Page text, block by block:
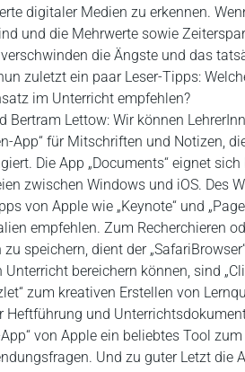
digitaler Medien zu erkennen.
und die Mehrwerte sowie
die Ängste und das
zuletzt ein paar Leser-Tipps:
im Unterricht empfehlen?
Bertram Lettow: Wir können
App“ für Mitschriften und Notizen,
Die App „Documents“ eignet
zwischen Windows und iOS. Des
von Apple wie „Keynote“ und
empfehlen. Zum Recherchieren
speichern, dient der
bereichern können, sind
zum kreativen Erstellen von
Heftführung und
von Apple ein beliebtes Tool
Und zu guter Letzt die